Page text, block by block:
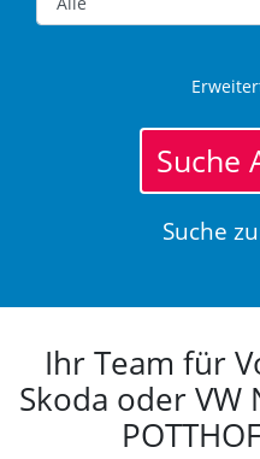
Suche
Suche
Ihr Team für
Skoda oder VW